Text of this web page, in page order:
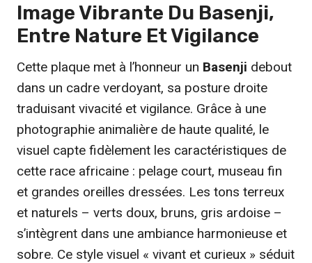
€
Image Vibrante Du Basenji,
Entre Nature Et Vigilance
Cette plaque met à l’honneur un Basenji debout
dans un cadre verdoyant, sa posture droite
traduisant vivacité et vigilance. Grâce à une
photographie animalière de haute qualité, le
visuel capte fidèlement les caractéristiques de
cette race africaine : pelage court, museau fin
et grandes oreilles dressées. Les tons terreux
et naturels – verts doux, bruns, gris ardoise –
s’intègrent dans une ambiance harmonieuse et
sobre. Ce style visuel « vivant et curieux » séduit